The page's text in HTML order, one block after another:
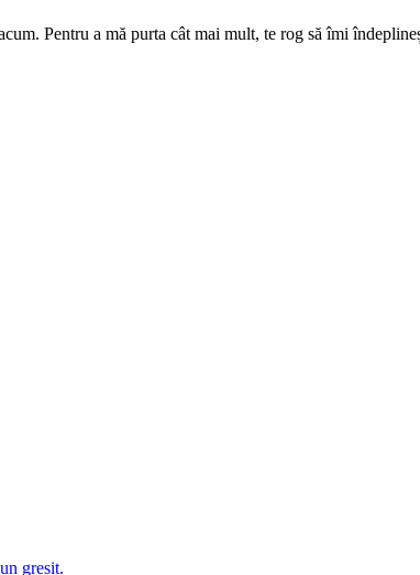
Pentru a mă purta cât mai mult, te rog să îmi